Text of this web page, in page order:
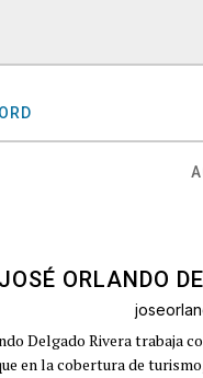
JOSÉ ORLANDO
Delgado Rivera trabaja
en la cobertura de